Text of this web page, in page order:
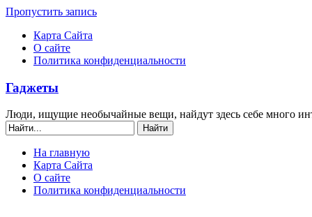
Пропустить запись
Карта Сайта
О сайте
Политика конфиденциальности
Гаджеты
Люди, ищущие необычайные вещи, найдут здесь себе много
На главную
Карта Сайта
О сайте
Политика конфиденциальности